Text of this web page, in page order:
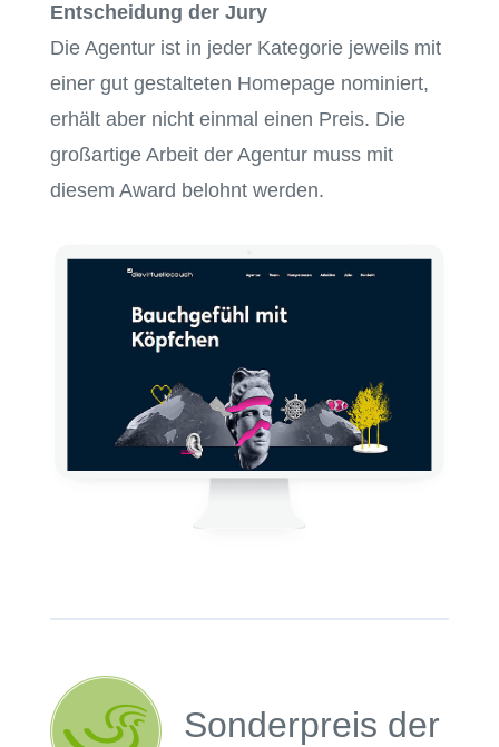
Entscheidung der Jury
Die Agentur ist in jeder Kategorie jeweils mit
einer gut gestalteten Homepage nominiert,
erhält aber nicht einmal einen Preis. Die
großartige Arbeit der Agentur muss mit
diesem Award belohnt werden.
Sonderpreis der